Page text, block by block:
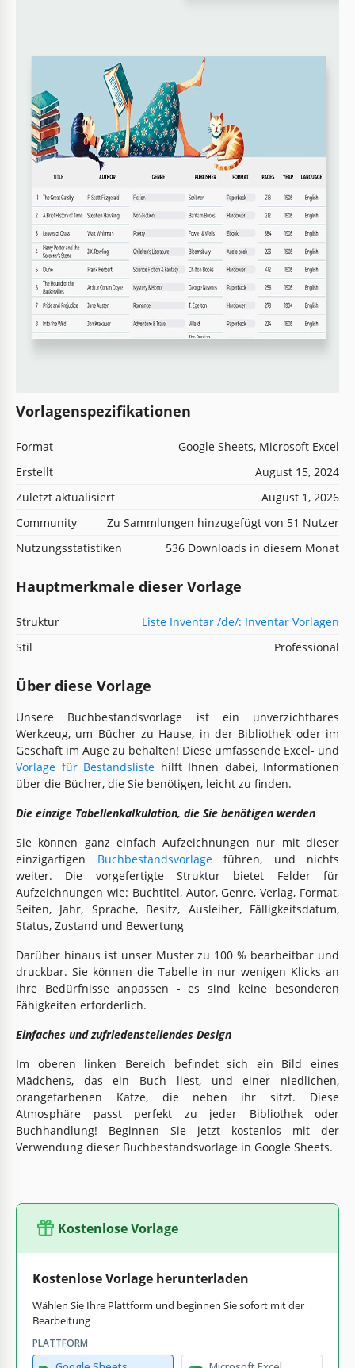
Vorlagenspezifikationen
Format
Google Sheets, Microsoft Excel
Erstellt
August 15, 2024
Zuletzt aktualisiert
August 1, 2026
Community
Zu Sammlungen hinzugefügt von 51 Nutzer
Nutzungsstatistiken
536 Downloads in diesem Monat
Hauptmerkmale dieser Vorlage
Struktur
Liste Inventar /de/: Inventar Vorlagen
Stil
Professional
Über diese Vorlage
Unsere Buchbestandsvorlage ist ein unverzichtbares
Werkzeug, um Bücher zu Hause, in der Bibliothek oder im
Geschäft im Auge zu behalten! Diese umfassende Excel- und
Vorlage für Bestandsliste hilft Ihnen dabei, Informationen
über die Bücher, die Sie benötigen, leicht zu finden.
Die einzige Tabellenkalkulation, die Sie benötigen werden
Sie können ganz einfach Aufzeichnungen nur mit dieser
einzigartigen Buchbestandsvorlageführen, und nichts
weiter. Die vorgefertigte Struktur bietet Felder für
Aufzeichnungen wie: Buchtitel, Autor, Genre, Verlag, Format,
Seiten, Jahr, Sprache, Besitz, Ausleiher, Fälligkeitsdatum,
Status, Zustand und Bewertung
Darüber hinaus ist unser Muster zu 100 % bearbeitbar und
druckbar. Sie können die Tabelle in nur wenigen Klicks an
Ihre Bedürfnisse anpassen - es sind keine besonderen
Fähigkeiten erforderlich.
Einfaches und zufriedenstellendes Design
Im oberen linken Bereich befindet sich ein Bild eines
Mädchens, das ein Buch liest, und einer niedlichen,
orangefarbenen Katze, die neben ihr sitzt. Diese
Atmosphäre passt perfekt zu jeder Bibliothek oder
Buchhandlung! Beginnen Sie jetzt kostenlos mit der
Verwendung dieser Buchbestandsvorlage in Google Sheets.
Kostenlose Vorlage
Kostenlose Vorlage herunterladen
Wählen Sie Ihre Plattform und beginnen Sie sofort mit der
Bearbeitung
PLATTFORM